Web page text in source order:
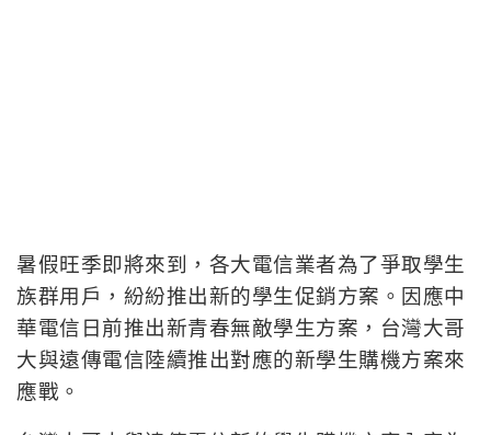
台灣大哥大與遠傳電信新的學生購機方案內容為
何呢? 電信三雄的學生購機方案有哪些差異，說
明如下: